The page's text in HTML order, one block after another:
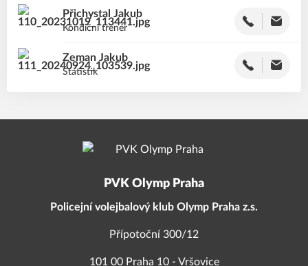
Jakub
Přichystal
Kondiční trenér
Jakub
Zeman
Statistik
PVK Olymp Praha
Policejní volejbalový klub Olymp Praha z.s.
Přípotoční 300/12
101 00 Praha 10 - Vršovice